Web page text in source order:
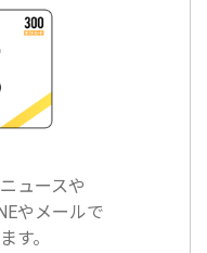
ュースや
やメールで
す。